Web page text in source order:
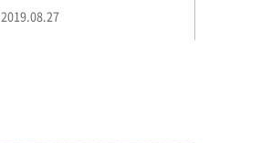
2019.08.27